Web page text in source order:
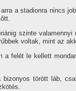
a stadionra nincs
szin­te
voltak, mint az
felét le kellett
bizonyos tö­rött láb,